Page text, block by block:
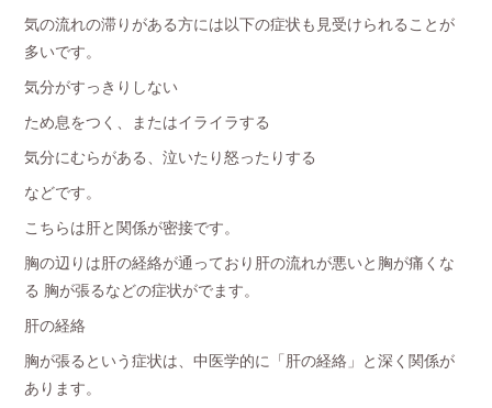
気の流れの滞りがある方には以下の症状も見受けられることが
多いです。
気分がすっきりしない
ため息をつく、またはイライラする
気分にむらがある、泣いたり怒ったりする
などです。
こちらは肝と関係が密接です。
胸の辺りは肝の経絡が通っており肝の流れが悪いと胸が痛くな
る 胸が張るなどの症状がでます。
肝の経絡
胸が張るという症状は、中医学的に「肝の経絡」と深く関係が
あります。